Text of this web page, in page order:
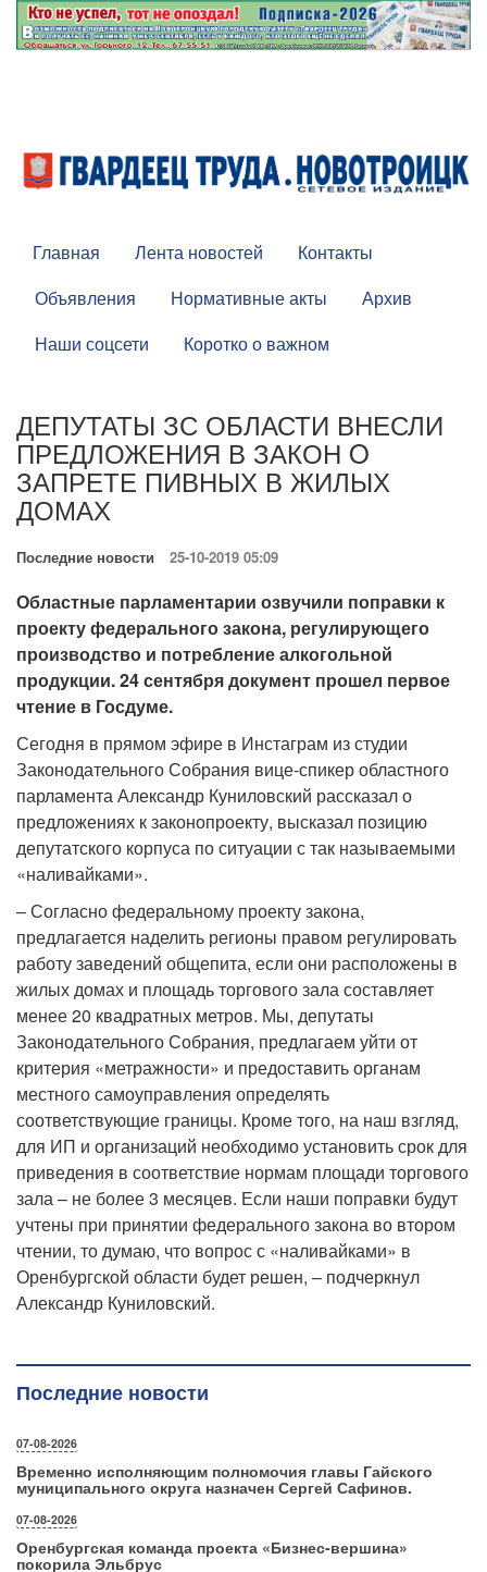
Главная Лента новостей
Контакты
Объявления
Нормативные акты
Архив
Наши соцсети
Коротко о важном
ДЕПУТАТЫ ЗС ОБЛАСТИ ВНЕСЛИ
ПРЕДЛОЖЕНИЯ В ЗАКОН O
ЗАПРЕТЕ ПИВНЫХ В ЖИЛЫХ
ДОМАХ
Последние новости 25-10-2019 05:09
Областные парламентарии озвучили поправки к
проекту федерального закона, регулирующего
производство и потребление алкогольной
продукции. 24 сентября документ прошел первое
чтение в Госдуме.
Сегодня в прямом эфире в Инстаграм из студии
Законодательного Собрания вице-спикер областного
парламента Александр Куниловский рассказал о
предложениях к законопроекту, высказал позицию
депутатского корпуса по ситуации с так называемыми
«наливайками».
– Согласно федеральному проекту закона,
предлагается наделить регионы правом регулировать
работу заведений общепита, если они расположены в
жилых домах и площадь торгового зала составляет
менее 20 квадратных метров. Мы, депутаты
Законодательного Собрания, предлагаем уйти от
критерия «метражности» и предоставить органам
местного самоуправления определять
соответствующие границы. Кроме того, на наш взгляд,
для ИП и организаций необходимо установить срок для
приведения в соответствие нормам площади торгового
зала – не более 3 месяцев. Если наши поправки будут
учтены при принятии федерального закона во втором
чтении, то думаю, что вопрос с «наливайками» в
Оренбургской области будет решен, – подчеркнул
Александр Куниловский.
Последние новости
07-08-2026
Временно исполняющим полномочия главы Гайского
муниципального округа назначен Сергей Сафинов.
07-08-2026
Оренбургская команда проекта «Бизнес‑вершина»
покорила Эльбрус